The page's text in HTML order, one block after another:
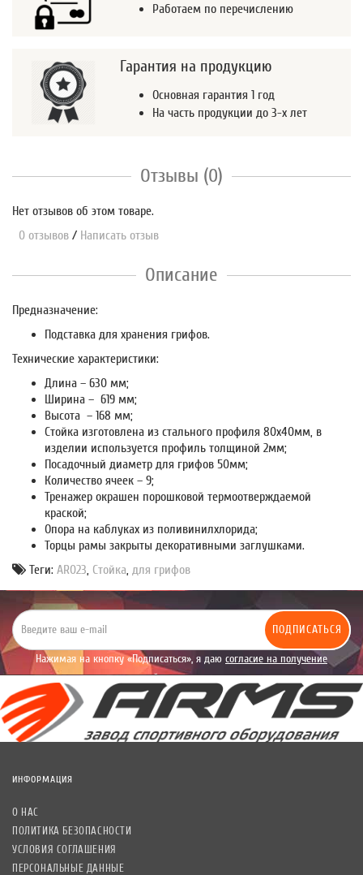
Работаем по перечислению
Гарантия на продукцию
Основная гарантия 1 год
На часть продукции до 3-х лет
Отзывы (0)
Нет отзывов об этом товаре.
0 отзывов / Написать отзыв
Описание
Предназначение:
Подставка для хранения грифов.
Технические характеристики:
Длина – 630 мм;
Ширина – 619 мм;
Высота – 168 мм;
Стойка изготовлена из стального профиля 80х40мм, в
изделии используется профиль толщиной 2мм;
Посадочный диаметр для грифов 50мм;
Количество ячеек – 9;
Тренажер окрашен порошковой термоотверждаемой
краской;
Опора на каблуках из поливинилхлорида;
Торцы рамы закрыты декоративными заглушками.
Теги: AR023, Стойка, для грифов
ПОДПИСАТЬСЯ
Нажимая на кнопку «Подписаться», я даю согласие на получение
уведомлений рекламного характера.
ИНФОРМАЦИЯ
О НАС
ПОЛИТИКА БЕЗОПАСНОСТИ
УСЛОВИЯ СОГЛАШЕНИЯ
ПЕРСОНАЛЬНЫЕ ДАННЫЕ